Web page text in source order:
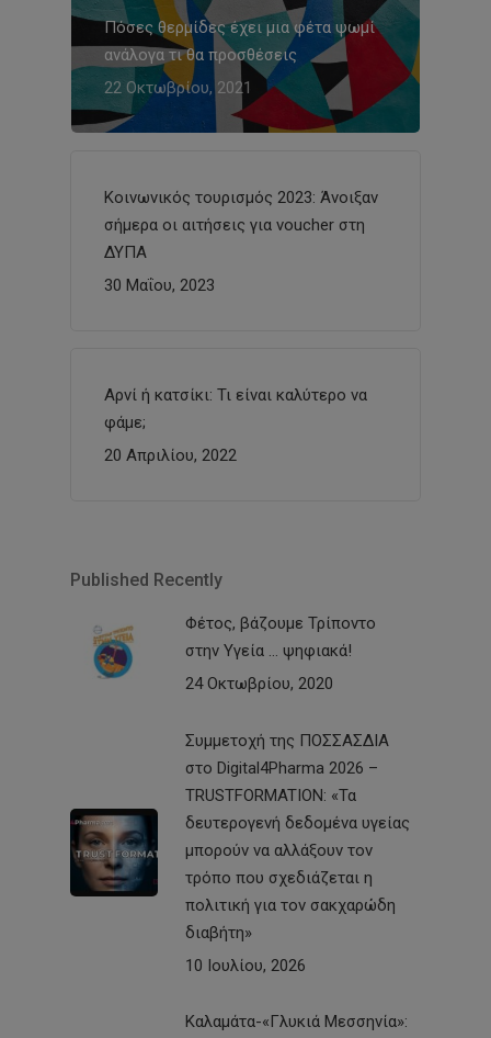
Πόσες θερμίδες έχει μια φέτα ψωμί
ανάλογα τι θα προσθέσεις
22 Οκτωβρίου, 2021
Κοινωνικός τουρισμός 2023: Άνοιξαν
σήμερα οι αιτήσεις για voucher στη
ΔΥΠΑ
30 Μαΐου, 2023
Αρνί ή κατσίκι: Τι είναι καλύτερο να
φάμε;
20 Απριλίου, 2022
Published Recently
Φέτος, βάζουμε Τρίποντο
στην Υγεία … ψηφιακά!
24 Οκτωβρίου, 2020
Συμμετοχή της ΠΟΣΣΑΣΔΙΑ
στο Digital4Pharma 2026 –
TRUSTFORMATION: «Τα
δευτερογενή δεδομένα υγείας
μπορούν να αλλάξουν τον
τρόπο που σχεδιάζεται η
πολιτική για τον σακχαρώδη
διαβήτη»
10 Ιουλίου, 2026
Καλαμάτα-«Γλυκιά Μεσσηνία»: